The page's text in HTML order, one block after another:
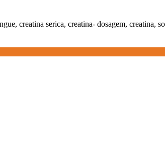
creatina serica, creatina- dosagem, creatina,